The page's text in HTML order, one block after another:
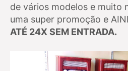
de vários modelos e muito
uma super promoção e
ATÉ 24X SEM ENTRADA.